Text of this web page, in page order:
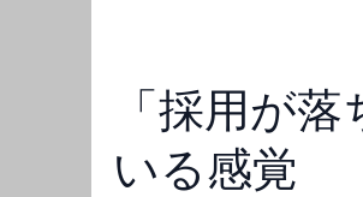
「採用が
いる感覚